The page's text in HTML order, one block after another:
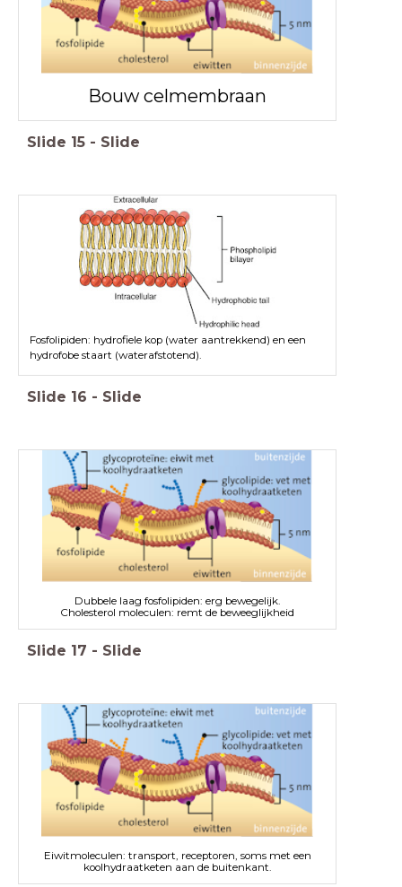
Bouw celmembraan
Slide 15 - Slide
Fosfolipiden: hydrofiele kop (water aantrekkend) en een
hydrofobe staart (waterafstotend).
Slide 16 - Slide
Dubbele laag fosfolipiden: erg bewegelijk.
Cholesterol moleculen: remt de beweeglijkheid
Slide 17 - Slide
Eiwitmoleculen: transport, receptoren, soms met een
koolhydraatketen aan de buitenkant.